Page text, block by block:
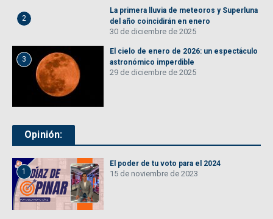
2
La primera lluvia de meteoros y Superluna
del año coincidirán en enero
30 de diciembre de 2025
3
El cielo de enero de 2026: un espectáculo
astronómico imperdible
29 de diciembre de 2025
Opinión:
1
El poder de tu voto para el 2024
15 de noviembre de 2023